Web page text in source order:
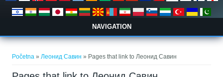
NAVIGATION
Početna »Леонид Савин» Pages that link to Леонид Савин